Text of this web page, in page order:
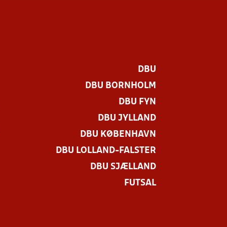
DBU
DBU BORNHOLM
DBU FYN
DBU JYLLAND
DBU KØBENHAVN
DBU LOLLAND-FALSTER
DBU SJÆLLAND
FUTSAL